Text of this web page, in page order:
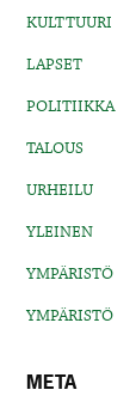
KULTTUURI
LAPSET
POLITIIKKA
TALOUS
URHEILU
YLEINEN
YMPÄRISTÖ
YMPÄRISTÖ
META